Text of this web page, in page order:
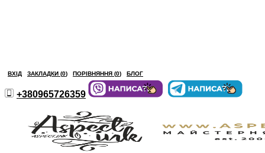
ВХІД ЗАКЛАДКИ (0) ПОРІВНЯННЯ (0) БЛОГ
+380965726359